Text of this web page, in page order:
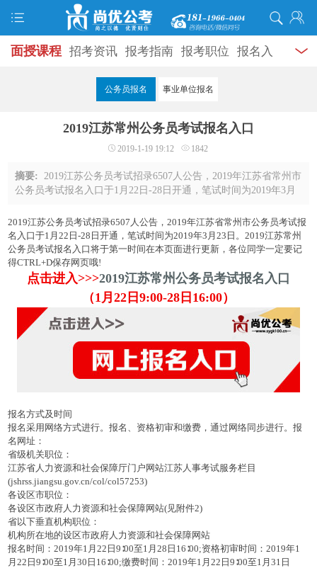
面授课程 招考资讯 报考指南 报考职位 报名入
成绩查询 面试公告 录用公示
学员风采 名师团队
服务信息
公务员报名 事业单位报名
2019江苏常州公务员考试报名入口
2019-1-19 19:12 1842
摘要:2019江苏公务员考试招录6507人公告，2019年江苏省常州市
公务员考试报名入口于1月22日-28日开通，笔试时间为2019年3月
进行更新，各位同学一定要记得CTRL+D ...
2019江苏公务员考试招录6507人公告，2019年江苏省常州市公务员考试报
名入口于1月22日-28日开通，笔试时间为2019年3月23日。2019江苏常州
公务员考试报名入口将于第一时间在本页面进行更新，各位同学一定要记
得CTRL+D保存网页哦!
点击进入>>>2019江苏常州公务员考试报名入口
（1月22日9:00-28日16:00）
报名方式及时间
报名采用网络方式进行。报名、资格初审和缴费，通过网络同步进行。报
名网址：
省级机关职位：
江苏省人力资源和社会保障厅门户网站江苏人事考试服务栏目
(jshrss.jiangsu.gov.cn/col/col57253)
各设区市职位：
各设区市政府人力资源和社会保障网站(见附件2)
省以下垂直机构职位：
机构所在地的设区市政府人力资源和社会保障网站
报名时间：2019年1月22日9∶00至1月28日16∶00;资格初审时间：2019年1
月22日9∶00至1月30日16∶00;缴费时间：2019年1月22日9∶00至1月31日